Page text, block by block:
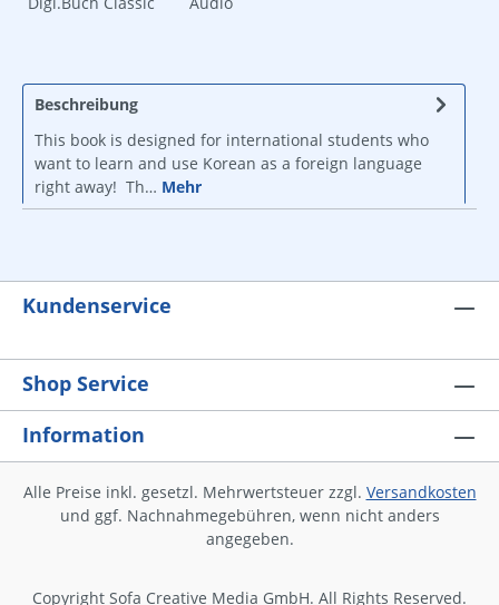
Beschreibung
This book is designed for international students who
want to learn and use Korean as a foreign language
right away! Th… Mehr
Kundenservice
Shop Service
Information
Alle Preise inkl. gesetzl. Mehrwertsteuer zzgl. Versandkosten
und ggf. Nachnahmegebühren, wenn nicht anders
angegeben.
Copyright Sofa Creative Media GmbH. All Rights Reserved.